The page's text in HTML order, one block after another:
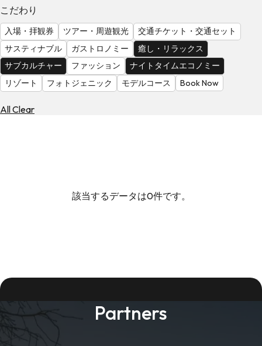
を
見
る
こだわり
入場・拝観券 ツアー・周遊観光
交通チケット・交通セット
サスティナブル
ガストロノミー
癒し・リラックス
サブカルチャー
ファッション
ナイトタイムエコノミー
リゾート
フォトジェニック モデルコース Book Now
All Clear
該当するデータは0件です。
Partners